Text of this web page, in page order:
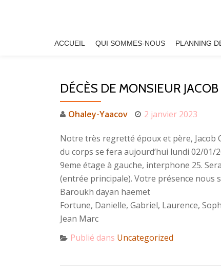
ACCUEIL QUI SOMMES-NOUS PLANNING
DÉCÈS DE MONSIEUR
Ohaley-Yaacov 2 janvier 2023
Notre très regretté époux et père, Jacob
du corps se fera aujourd’hui lundi 02/01/
9eme étage à gauche, interphone 25.
(entrée principale). Votre présence nous
Baroukh dayan haemet
Fortune, Danielle, Gabriel, Laurence,
Jean Marc
Publié dans Uncategorized